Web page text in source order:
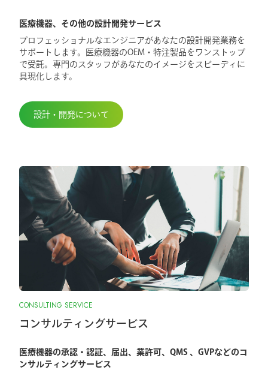
医療機器、その他の設計開発サービス
プロフェッショナルなエンジニアがあなたの設計開発業務を
サポートします。医療機器のOEM・特注製品をワンストップ
で受託。専門のスタッフがあなたのイメージをスピーディに
具現化します。
設計・開発について
CONSULTING SERVICE
コンサルティングサービス
医療機器の承認・認証、届出、業許可、QMS 、GVPなどのコ
ンサルティングサービス